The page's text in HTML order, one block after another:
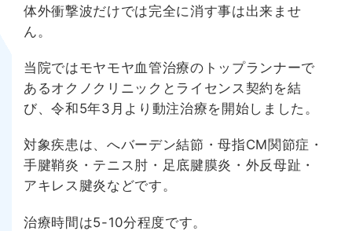
体外衝撃波だけでは完全に消す事は出来ませ
ん。
当院ではモヤモヤ血管治療のトップランナーで
あるオクノクリニックとライセンス契約を結
び、令和5年3月より動注治療を開始しました。
対象疾患は、へバーデン結節・母指CM関節症・
手腱鞘炎・テニス肘・足底腱膜炎・外反母趾・
アキレス腱炎などです。
治療時間は5-10分程度です。